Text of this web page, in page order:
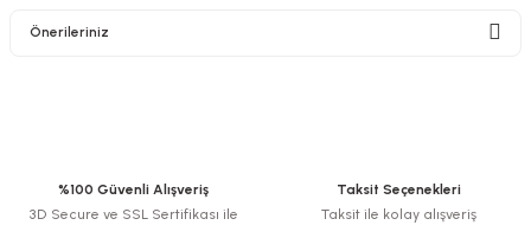
Önerileriniz
Ürün resmi kalitesiz, bozuk veya görüntülenemiyor.
%100 Güvenli Alışveriş
3D Secure ve SSL Sertifikası ile
Taksit Seçenekleri
Taksit ile kolay alışveriş